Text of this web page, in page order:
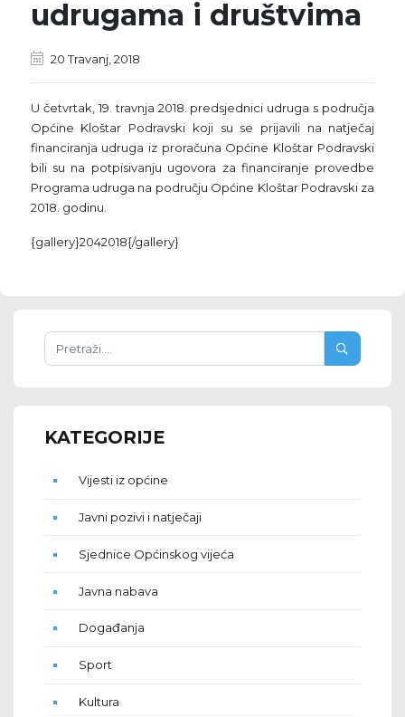
udrugama i društvima
20 Travanj, 2018
U četvrtak, 19. travnja 2018. predsjednici udruga s područja
Općine Kloštar Podravski koji su se prijavili na natječaj
financiranja udruga iz proračuna Općine Kloštar Podravski
bili su na potpisivanju ugovora za financiranje provedbe
Programa udruga na području Općine Kloštar Podravski za
2018. godinu.
{gallery}2042018{/gallery}
KATEGORIJE
Vijesti iz općine
Javni pozivi i natječaji
Sjednice Općinskog vijeća
Javna nabava
Događanja
Sport
Kultura